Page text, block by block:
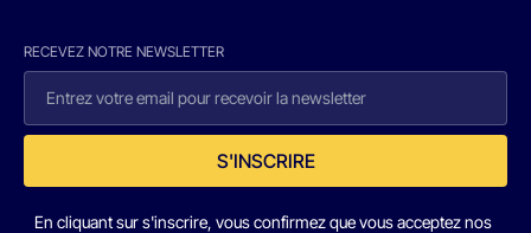
RECEVEZ NOTRE NEWSLETTER
S'INSCRIRE
En cliquant sur s'inscrire, vous confirmez que vous acceptez nos